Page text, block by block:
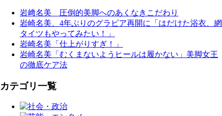
岩﨑名美 圧倒的美脚へのあくなきこだわり
岩崎名美、4年ぶりのグラビア再開に「はだけた浴衣、網
タイツもやってみたい！」
岩崎名美「仕上がりすぎ！」
岩崎名美「むくまないようヒールは履かない」美脚女王
の徹底ケア法
カテゴリ一覧